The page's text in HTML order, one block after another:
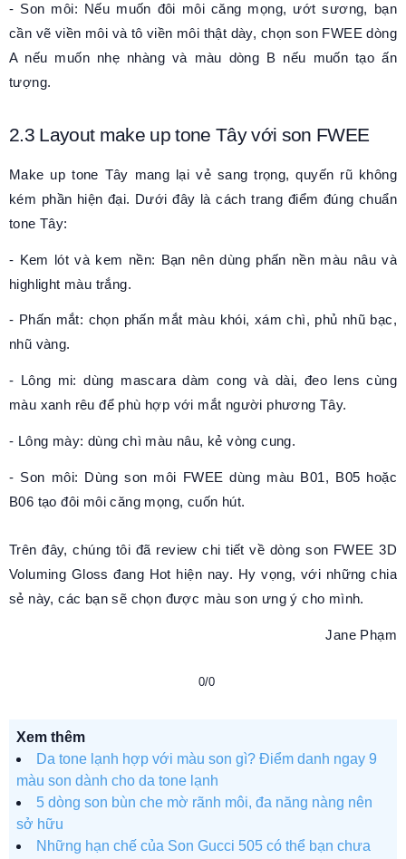
- Son môi: Nếu muốn đôi môi căng mọng, ướt sương, bạn
cần vẽ viền môi và tô viền môi thật dày, chọn son FWEE dòng
A nếu muốn nhẹ nhàng và màu dòng B nếu muốn tạo ấn
tượng.
2.3 Layout make up tone Tâyvới son FWEE
Make up tone Tây mang lại vẻ sang trọng, quyến rũ không
kém phần hiện đại. Dưới đây là cách trang điểm đúng chuẩn
tone Tây:
- Kem lót và kem nền: Bạn nên dùng phấn nền màu nâu và
highlight màu trắng.
- Phấn mắt: chọn phấn mắt màu khói, xám chì, phủ nhũ bạc,
nhũ vàng.
- Lông mi: dùng mascara dàm cong và dài, đeo lens cùng
màu xanh rêu để phù hợp với mắt người phương Tây.
- Lông mày: dùng chì màu nâu, kẻ vòng cung.
- Son môi: Dùng son môi FWEE dùng màu B01, B05 hoặc
B06 tạo đôi môi căng mọng, cuốn hút.
Trên đây, chúng tôi đã review chi tiết về dòng son FWEE 3D
Voluming Gloss đang Hot hiện nay. Hy vọng, với những chia
sẻ này, các bạn sẽ chọn được màu son ưng ý cho mình.
Jane Phạm
0/0
Xem thêm
Da tone lạnh hợp với màu son gì? Điểm danh ngay 9
màu son dành cho da tone lạnh
5 dòng son bùn che mờ rãnh môi, đa năng nàng nên
sở hữu
Những hạn chế của Son Gucci 505 có thể bạn chưa